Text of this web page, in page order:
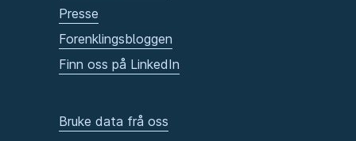
Presse
Forenklingsbloggen
Finn oss på LinkedIn
Bruke data frå oss